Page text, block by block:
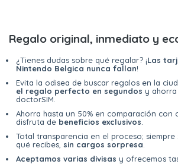
Regalo original, inmediato y
¿Tienes dudas sobre qué regalar? ¡Las
Nintendo Belgica nunca fallan!
Evita la odisea de buscar regalos en la
el regalo perfecto en segundos y
doctorSIM.
Ahorra hasta un 50% en comparación con
disfruta de beneficios exclusivos
Total transparencia en el proceso; siempre
qué recibes, sin cargos sorpresa
Aceptamos varias divisas y ofrecemos